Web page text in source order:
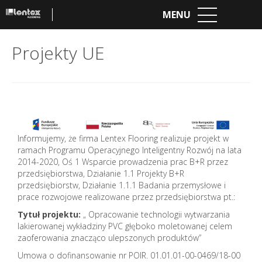
MENU
Projekty UE
Informujemy, że firma Lentex Flooring realizuje projekt w
ramach Programu Operacyjnego Inteligentny Rozwój na lata
2014-2020, Oś 1 Wsparcie prowadzenia prac B+R przez
przedsiębiorstwa, Działanie 1.1 Projekty B+R
przedsiębiorstw, Działanie 1.1.1 Badania przemysłowe i
prace rozwojowe realizowane przez przedsiębiorstwa pt.:
Tytuł projektu: „ Opracowanie technologii wytwarzania
lakierowanej wykładziny PVC głęboko moletowanej celem
zaoferowania znacząco ulepszonych produktów”
Umowa o dofinansowanie nr POIR. 01.01.01-00-0469/18-00